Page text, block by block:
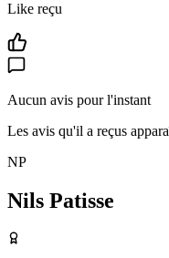
Like reçu
Aucun avis pour l'instant
Les avis qu'il a reçus
NP
Nils Patisse